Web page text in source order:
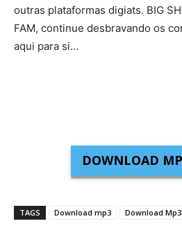
outras plataformas digiats. BIG
FAM, continue desbravando os
aqui para si…
DOWNLOAD
TAGS Download mp3 Download Mp3